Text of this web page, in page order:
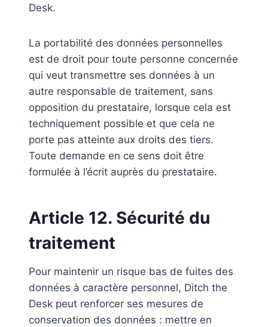
Desk.
La portabilité des données personnelles
est de droit pour toute personne concernée
qui veut transmettre ses données à un
autre responsable de traitement, sans
opposition du prestataire, lorsque cela est
techniquement possible et que cela ne
porte pas atteinte aux droits des tiers.
Toute demande en ce sens doit être
formulée à l’écrit auprès du prestataire.
Article 12. Sécurité du
traitement
Pour maintenir un risque bas de fuites des
données à caractère personnel, Ditch the
Desk peut renforcer ses mesures de
conservation des données : mettre en